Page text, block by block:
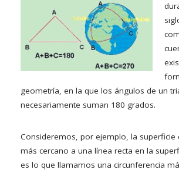
geometría, en la que los ángulos de un
necesariamente suman 180 grados.
Consideremos, por ejemplo, la superficie
más cercano a una línea recta en la
es lo que llamamos una circunferencia